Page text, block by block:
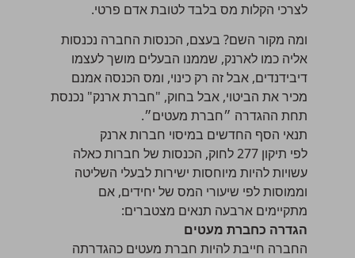
לצרכי הקלות מס בלבד לטובת אדם פרטי.
ומה מקור השם? בעצם, הכנסות החברה נכנסות
אליה כמו לארנק, שממנו הבעלים מושך לעצמו
דיבידנדים, אבל זה רק כינוי, ומס הכנסה אמנם
מכיר את הביטוי, אבל בחוק, "חברת ארנק" נכנסת
תחת ההגדרה ״חברת מעטים״.
תנאי הסף החדשים במיסוי חברות ארנק
לפי תיקון 277 לחוק, הכנסות של חברות כאלה
עשויות להיות מיוחסות ישירות לבעלי השליטה
וממוסות לפי שיעורי המס של יחידים, אם
מתקיימים ארבעה תנאים מצטברים:
הגדרה כחברת מעטים
החברה חייבת להיות חברת מעטים כהגדרתה